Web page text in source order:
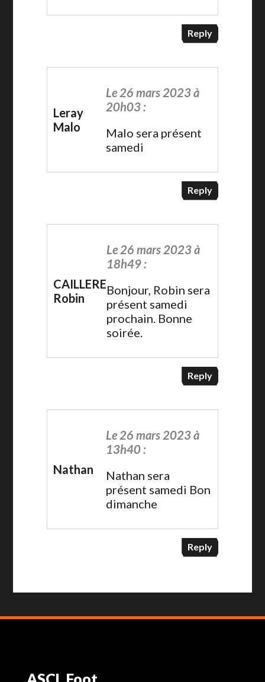
Reply
Leray
Malo
Le 26 mars 2023 à
20h03 :
Malo sera présent
samedi
Reply
CAILLERE
Robin
Le 26 mars 2023 à
18h49 :
Bonjour, Robin sera
présent samedi
prochain. Bonne
soirée.
Reply
Nathan
Le 26 mars 2023 à
13h40 :
Nathan sera
présent samedi Bon
dimanche
Reply
ASCL Foot